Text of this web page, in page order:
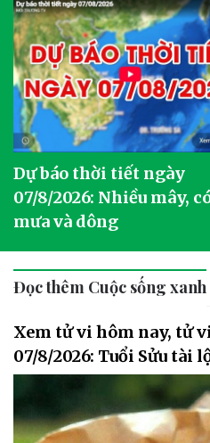
Dự báo thời tiết ngày
07/8/2026: Nhiều mây,
mưa và dông
Đọc thêm Cuộc sống xanh
Xem tử vi hôm nay, tử
07/8/2026: Tuổi Sửu tài